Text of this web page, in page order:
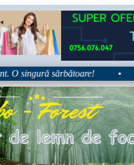
sărbătoare! •